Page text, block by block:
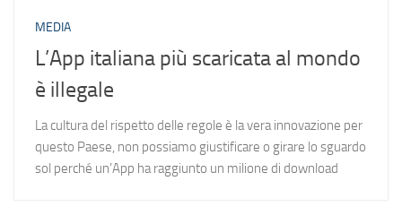
MEDIA
L’App italiana più scaricata al mondo
è illegale
La cultura del rispetto delle regole è la vera innovazione per
questo Paese, non possiamo giustificare o girare lo sguardo
sol perché un’App ha raggiunto un milione di download